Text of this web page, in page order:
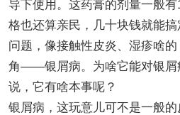
导下使用。这药膏的剂量一般
格也还算亲民，几十块钱就能
问题，像接触性皮炎、湿疹啥
角——银屑病。为啥它能对银屑
说，它有啥本事呢？
银屑病，这玩意儿可不是一般